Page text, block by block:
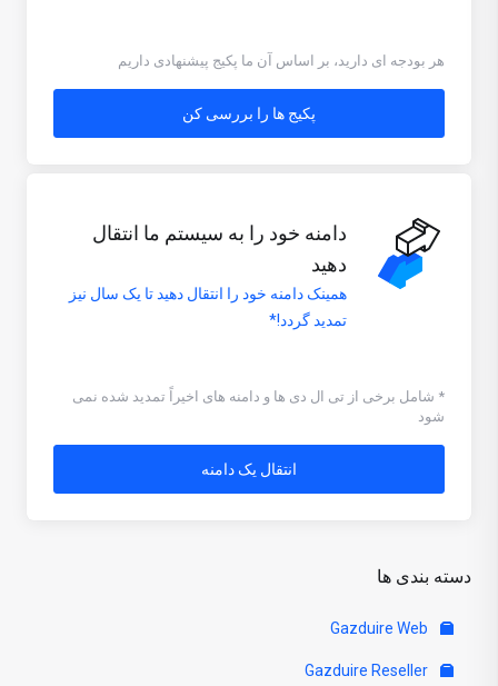
دسته بندی ها
هر بودجه ای دارید، بر اساس آن ما پکیج پیشنهادی داریم
پکیج ها را بررسی کن
دامنه خود را به سیستم ما انتقال
دهید
همینک دامنه خود را انتقال دهید تا یک سال نیز
تمدید گردد!*
* شامل برخی از تی ال دی ها و دامنه های اخیراً تمدید شده نمی
شود
انتقال یک دامنه